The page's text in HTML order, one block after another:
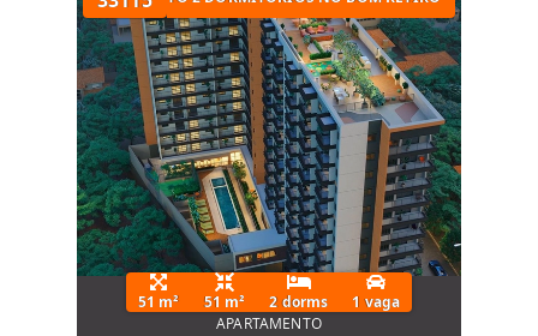
51 m² 51 m² 2 dorms
1 vaga
APARTAMENTO